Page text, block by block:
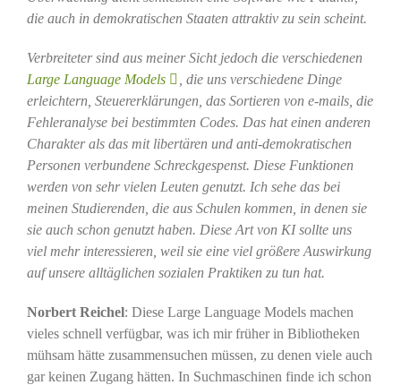
die auch in demokratischen Staaten attraktiv zu sein scheint.
Verbreiteter sind aus meiner Sicht jedoch die verschiedenen
Large Language Models
, die uns verschiedene Dinge
erleichtern, Steuererklärungen, das Sortieren von e-mails, die
Fehleranalyse bei bestimmten Codes. Das hat einen anderen
Charakter als das mit libertären und anti-demokratischen
Personen verbundene Schreckgespenst. Diese Funktionen
werden von sehr vielen Leuten genutzt. Ich sehe das bei
meinen Studierenden, die aus Schulen kommen, in denen sie
sie auch schon genutzt haben. Diese Art von KI sollte uns
viel mehr interessieren, weil sie eine viel größere Auswirkung
auf unsere alltäglichen sozialen Praktiken zu tun hat.
Norbert Reichel: Diese Large Language Models machen
vieles schnell verfügbar, was ich mir früher in Bibliotheken
mühsam hätte zusammensuchen müssen, zu denen viele auch
gar keinen Zugang hätten. In Suchmaschinen finde ich schon